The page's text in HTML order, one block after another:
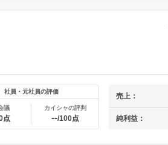
社員・元社員の評価
議
点
カイシャの評判
--/100点
売上：
純利益：